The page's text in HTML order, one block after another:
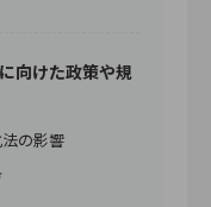
向けた政策や規
の影響